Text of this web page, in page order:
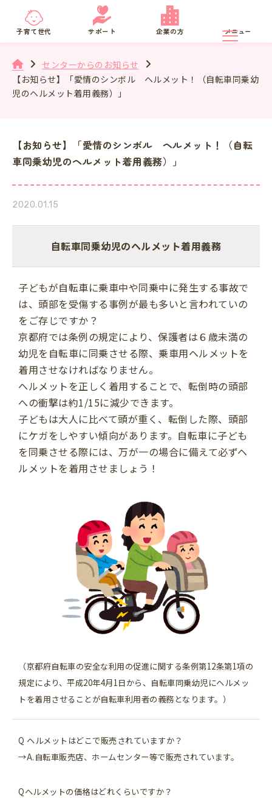
京都府
子育て世代 サポート 企業の方 メニュー
センターからのお知らせ
【お知らせ】「愛情のシンボル ヘルメット！（自転車同乗幼
児のヘルメット着用義務）」
【お知らせ】「愛情のシンボル ヘルメット！（自転
車同乗幼児のヘルメット着用義務）」
2020.01.15
自転車同乗幼児のヘルメット着用義務
子どもが自転車に乗車中や同乗中に発生する事故で
は、頭部を受傷する事例が最も多いと言われていの
をご存じですか？
京都府では条例の規定により、保護者は６歳未満の
幼児を自転車に同乗させる際、乗車用ヘルメットを
着用させなければなりません。
ヘルメットを正しく着用することで、転倒時の頭部
への衝撃は約1/15に減少できます。
子どもは大人に比べて頭が重く、転倒した際、頭部
にケガをしやすい傾向があります。自転車に子ども
を同乗させる際には、万が一の場合に備えて必ずヘ
ルメットを着用させましょう！
（京都府自転車の安全な利用の促進に関する条例第12条第1項の
規定により、平成20年4月1日から、自転車同乗幼児にヘルメッ
トを着用させることが自転車利用者の義務となります。）
Q ヘルメットはどこで販売されていますか？
→A.自転車販売店、ホームセンター等で販売されています。
Qヘルメットの価格はどれくらいですか？